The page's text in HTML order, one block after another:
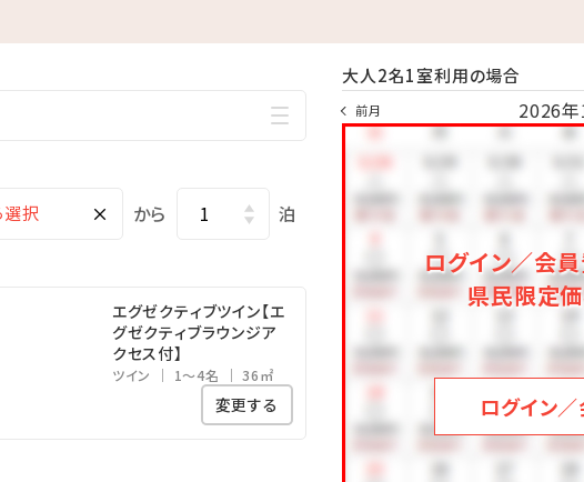
、17:00~19:00、21:00~23:00の時間で提供。
Laneにて優先チェックイン
終日利用OK（通常は11:00まで）
利用いただけるアイテムはシンプルステイプランと同様となります。
<Snack>黒糖・チョコ・野菜チップス・亀せんべい・ナッ
※写真はイメージ・演出です。また、メニューは変更にな
× から 泊
エグゼクティブツイン【エ
グゼクティブラウンジア
クセス付】
ツイン 1～4名 36㎡
変更する
大人2名1室利用の場合
前月 2026
ログイン／会員
県民限定
ログイン